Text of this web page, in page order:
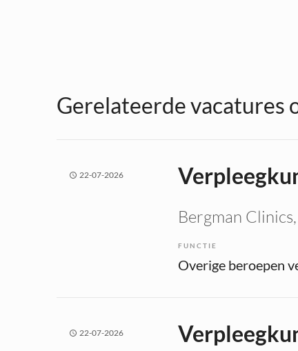
Gerelateerde vacatures
22-07-2026
Bergman Clinics
FUNCTIE
22-07-2026